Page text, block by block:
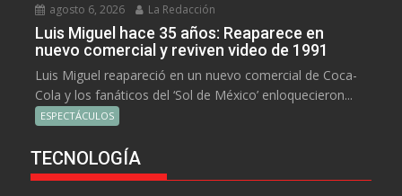
agosto 6, 2026 La Redacción
Luis Miguel hace 35 años: Reaparece en
nuevo comercial y reviven video de 1991
Luis Miguel reapareció en un nuevo comercial de Coca-
Cola y los fanáticos del ‘Sol de México’ enloquecieron...
ESPECTÁCULOS
TECNOLOGÍA